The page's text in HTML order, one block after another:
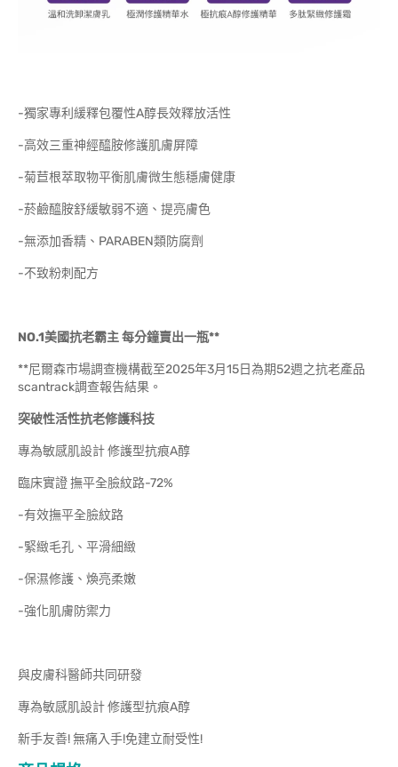
-獨家專利緩釋包覆性A醇長效釋放活性
-高效三重神經醯胺修護肌膚屏障
-菊苣根萃取物平衡肌膚微生態穩膚健康
-菸鹼醯胺舒緩敏弱不適、提亮膚色
-無添加香精、PARABEN類防腐劑
-不致粉刺配方
NO.1美國抗老霸主每分鐘賣出一瓶**
**尼爾森市場調查機構截至2025年3月15日為期52週之抗老產品
scantrack調查報告結果。
突破性活性抗老修護科技
專為敏感肌設計 修護型抗痕A醇
臨床實證 撫平全臉紋路-72%
-有效撫平全臉紋路
-緊緻毛孔、平滑細緻
-保濕修護、煥亮柔嫩
-強化肌膚防禦力
與皮膚科醫師共同研發
專為敏感肌設計 修護型抗痕A醇
新手友善! 無痛入手!免建立耐受性!